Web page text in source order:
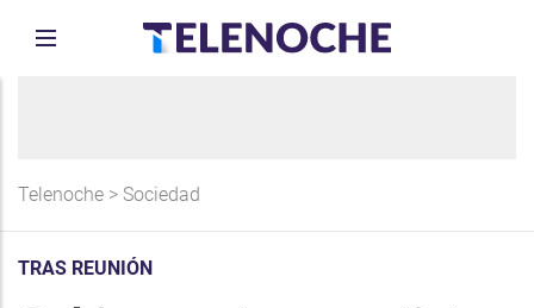
Telenoche > Sociedad
TRAS REUNIÓN